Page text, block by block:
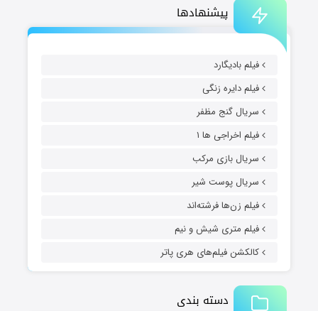
پیشنهادها
فیلم بادیگارد
فیلم دایره زنگی
سریال گنج مظفر
فیلم اخراجی ها ۱
سریال بازی مرکب
سریال پوست شیر
فیلم زن‌ها فرشته‌اند
فیلم متری شیش و نیم
کالکشن فیلم‌های هری پاتر
دسته بندی